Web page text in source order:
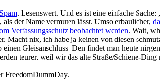
. Lesenswert. Und es ist eine einfache
der Name vermuten lässt. Umso erbaulicher,
Verfassungsschutz beobachtet werden. Wait,
Macht nix, ich habe ja keinen von diesen
Gleisanschluss. Den findet man heute
teurer, weil wir das alte Straße/Schiene-
FreedomDummDay.